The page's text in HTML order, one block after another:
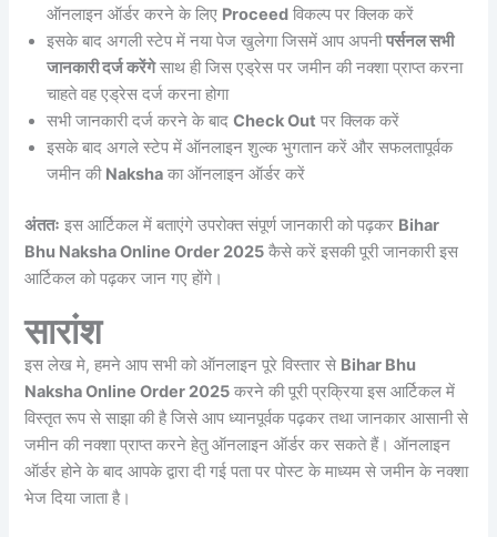
ऑनलाइन ऑर्डर करने के लिए Proceed विकल्प पर क्लिक करें
इसके बाद अगली स्टेप में नया पेज खुलेगा जिसमें आप अपनीपर्सनल सभी
जानकारी दर्ज करेंगेसाथ ही जिस एड्रेस पर जमीन की नक्शा प्राप्त करना
चाहते वह एड्रेस दर्ज करना होगा
सभी जानकारी दर्ज करने के बादCheck Out पर क्लिक करें
इसके बाद अगले स्टेप में ऑनलाइन शुल्क भुगतान करें और सफलतापूर्वक
जमीन की Naksha का ऑनलाइन ऑर्डर करें
अंततः इस आर्टिकल में बताएंगे उपरोक्त संपूर्ण जानकारी को पढ़कर Bihar
Bhu Naksha Online Order 2025 कैसे करें इसकी पूरी जानकारी इस
आर्टिकल को पढ़कर जान गए होंगे।
सारांश
इस लेख मे, हमने आप सभी को ऑनलाइन पूरे विस्तार से Bihar Bhu
Naksha Online Order 2025 करने की पूरी प्रक्रिया इस आर्टिकल में
विस्तृत रूप से साझा की है जिसे आप ध्यानपूर्वक पढ़कर तथा जानकार आसानी से
जमीन की नक्शा प्राप्त करने हेतु ऑनलाइन ऑर्डर कर सकते हैं। ऑनलाइन
ऑर्डर होने के बाद आपके द्वारा दी गई पता पर पोस्ट के माध्यम से जमीन के नक्शा
भेज दिया जाता है।